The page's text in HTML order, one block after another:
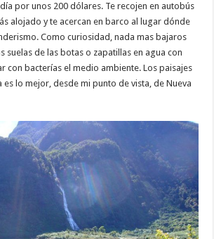
por unos 200 dólares. Te recojen en autobús
alojado y te acercan en barco al lugar dónde
Como curiosidad, nada mas bajaros
suelas de las botas o zapatillas en agua con
con bacterías el medio ambiente. Los paisajes
es lo mejor, desde mi punto de vista, de Nueva